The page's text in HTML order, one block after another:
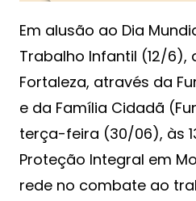
Em alusão ao Dia
Trabalho Infantil (12/6),
Fortaleza, através da
e da Família Cidadã
terça-feira (30/06), às
Proteção Integral em
rede no combate ao